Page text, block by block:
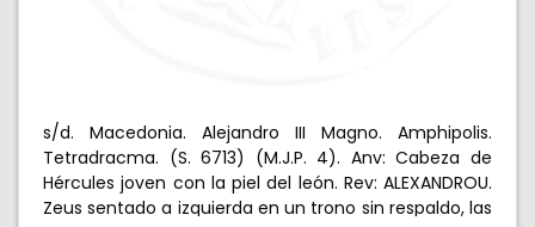
s/d. Macedonia. Alejandro III Magno. Amphipolis.
Tetradracma. (S. 6713) (M.J.P. 4). Anv: Cabeza de
Hércules joven con la piel del león. Rev: ALEXANDROU.
Zeus sentado a izquierda en un trono sin respaldo, las